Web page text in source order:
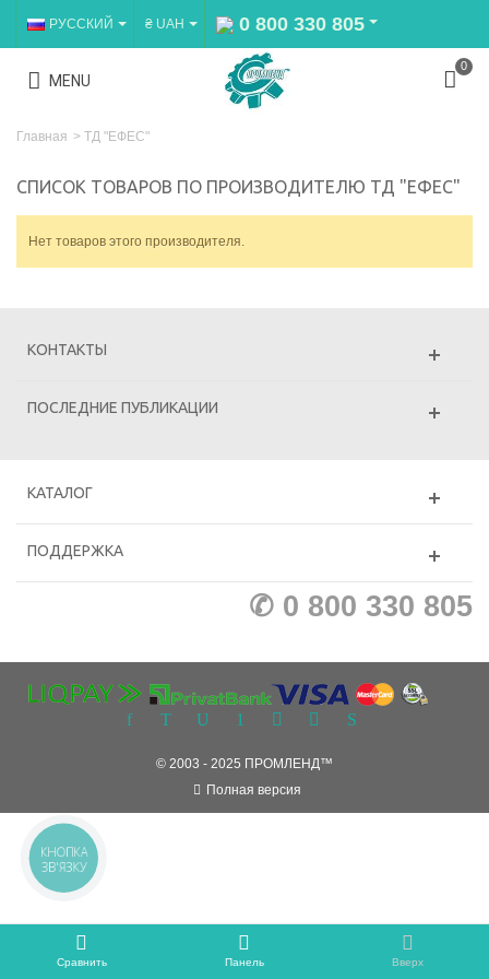
РУССКИЙ ₴ UAH 0 800 330 805
MENU
0
Главная > ТД "ЕФЕС"
СПИСОК ТОВАРОВ ПО ПРОИЗВОДИТЕЛЮ ТД "ЕФЕС"
Нет товаров этого производителя.
КОНТАКТЫ
ПОСЛЕДНИЕ ПУБЛИКАЦИИ
КАТАЛОГ
ПОДДЕРЖКА
✆ 0 800 330 805
© 2003 - 2025 ПРОМЛЕНД™
Полная версия
Сравнить Панель Вверх
КНОПКА
ЗВ'ЯЗКУ